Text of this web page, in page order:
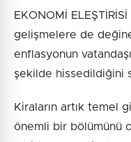
EKONOMİ
gelişmelere de
enflasyonun
şekilde hissedildiğini
Kiraların artık temel
önemli bir bölümünü